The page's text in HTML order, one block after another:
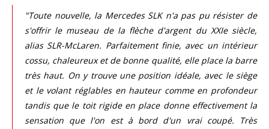
"Toute nouvelle, la Mercedes SLK n'a pas pu résister de
s'offrir le museau de la flèche d'argent du XXIe siècle,
alias SLR-McLaren. Parfaitement finie, avec un intérieur
cossu, chaleureux et de bonne qualité, elle place la barre
très haut. On y trouve une position idéale, avec le siège
et le volant réglables en hauteur comme en profondeur
tandis que le toit rigide en place donne effectivement la
sensation que l'on est à bord d'un vrai coupé. Très